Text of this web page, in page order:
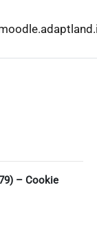
– Cookie